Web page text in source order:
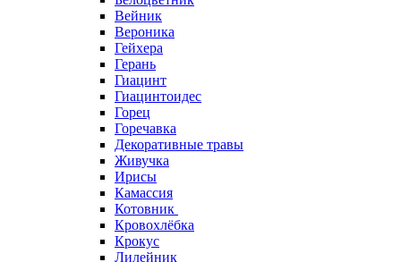
Вейник
Вероника
Гейхера
Герань
Гиацинт
Гиацинтоидес
Горец
Горечавка
Декоративные травы
Живучка
Ирисы
Камассия
Котовник
Кровохлёбка
Крокус
Лилейник